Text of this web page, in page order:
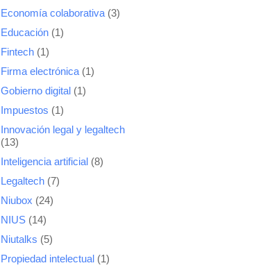
Economía colaborativa (3)
Educación (1)
Fintech (1)
Firma electrónica (1)
Gobierno digital (1)
Impuestos (1)
Innovación legal y legaltech
(13)
Inteligencia artificial (8)
Legaltech (7)
Niubox (24)
NIUS (14)
Niutalks (5)
Propiedad intelectual (1)